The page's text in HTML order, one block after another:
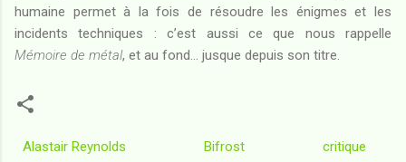
humaine permet à la fois de résoudre les énigmes et les
incidents techniques : c’est aussi ce que nous rappelle
Mémoire de métal, et au fond… jusque depuis son titre.
Alastair Reynolds Bifrost critique